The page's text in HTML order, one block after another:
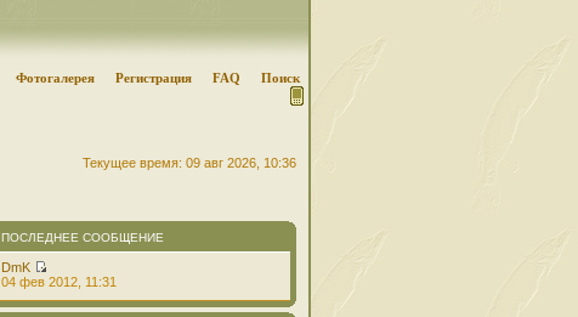
Фотогалерея Регистрация FAQ Поиск
Текущее время: 09 авг 2026, 10:36
ПОСЛЕДНЕЕ СООБЩЕНИЕ
DmK
04 фев 2012, 11:31